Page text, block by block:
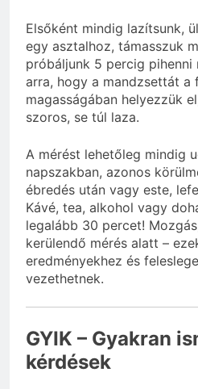
Elsőként mindig lazítsunk,
egy asztalhoz, támasszuk
próbáljunk 5 percig pihenni
arra, hogy a mandzsettát a
magasságában helyezzük
szoros, se túl laza.
A mérést lehetőleg mindig
napszakban, azonos
ébredés után vagy este,
Kávé, tea, alkohol vagy
legalább 30 percet!
kerülendő mérés alatt –
eredményekhez és
vezethetnek.
GYIK – Gyakran
kérdések